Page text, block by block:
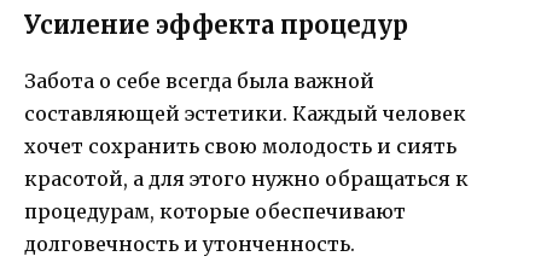
Усиление эффекта процедур
Забота о себе всегда была важной
составляющей эстетики. Каждый человек
хочет сохранить свою молодость и сиять
красотой, а для этого нужно обращаться к
процедурам, которые обеспечивают
долговечность и утонченность.